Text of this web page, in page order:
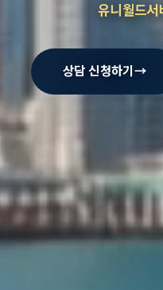
유니월드서
상담 신청하기 →